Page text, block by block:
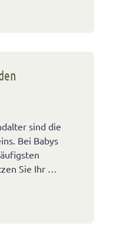
sind die
Bei Babys
Sie Ihr …